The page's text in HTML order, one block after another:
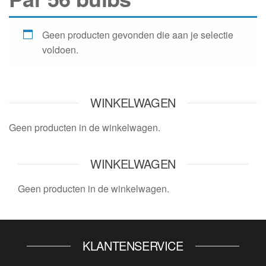
Geen producten gevonden die aan je selectie
voldoen.
WINKELWAGEN
Geen producten in de winkelwagen.
WINKELWAGEN
Geen producten in de winkelwagen.
KLANTENSERVICE